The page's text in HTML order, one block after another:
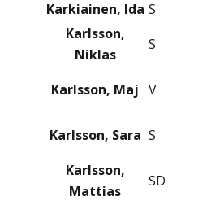
Karkiainen, Ida S
Karlsson,
Niklas
S
Karlsson, Maj V
Karlsson, Sara S
Karlsson,
Mattias
SD